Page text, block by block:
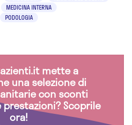
MEDICINA INTERNA
PODOLOGIA
mette a
una selezione di
con sconti
Scoprile
ora!